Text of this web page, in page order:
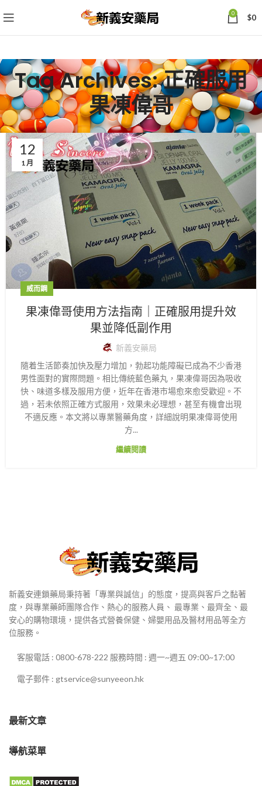
0 $0
Tag Archives: 正確服用
果凍偉哥
12
1 月
威而鋼
果凍偉哥使用方法指南｜正確服用提升效
果並降低副作用
新義安藥局
隨着生活節奏加快及壓力增加，勃起功能障礙已成為不少香港
男性面對的實際問題。相比傳統藍色藥丸，果凍偉哥因為吸收
快、味道多樣及服用方便，近年在香港市場愈來愈受歡迎。不
過，若未依照正確方式服用，效果未必理想，甚至有機會出現
不適反應。本文將以專業醫藥角度，詳細說明果凍偉哥使用
方...
繼續閱讀
新義安連鎖藥局秉持著「專業與誠信」的態度，提高與客戶之黏著
度，與專業藥師團隊合作、熱心的服務人員、 最專業、最齊全、最
安心的購物環境，提供各式營養保健、婦嬰用品及醫材用品等全方
位服務。
客服電話 : 0800-678-222 服務時間 : 週一~週五 09:00~17:00
電子郵件 : gtservice@sunyeeon.hk
最新文章
導航菜單